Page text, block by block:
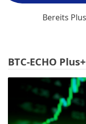
Bereits
BTC-ECHO